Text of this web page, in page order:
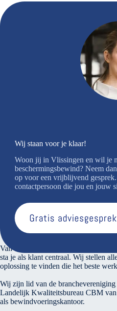
Wij staan voor je klaar!
Woon jij in Vlissingen en wil je
beschermingsbewind? Neem
op voor een vrijblijvend
contactpersoon die jou en jouw
Gratis adviesgesprek
Over ons
Van den Bosse voert verantwoord
sta je als klant centraal. Wij stellen
oplossing te vinden die het beste
Wij zijn lid van de
Landelijk Kwaliteitsbureau CBM van
als bewindvoeringskantoor.